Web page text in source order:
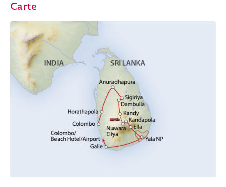
Carte